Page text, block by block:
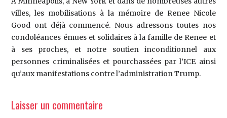
villes, les mobilisations à la mémoire de Renee Nicole
Good ont déjà commencé. Nous adressons toutes nos
condoléances émues et solidaires à la famille de Renee et
à ses proches, et notre soutien inconditionnel aux
personnes criminalisées et pourchassées par l’ICE ainsi
qu’aux manifestations contre l’administration Trump.
Laisser un commentaire